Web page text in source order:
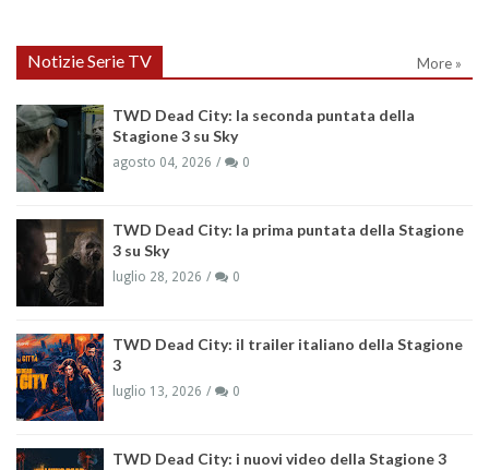
Notizie Serie TV More »
TWD Dead City: la seconda puntata della
Stagione 3 su Sky
agosto 04, 2026 0
TWD Dead City: la prima puntata della Stagione
3 su Sky
luglio 28, 2026 0
TWD Dead City: il trailer italiano della Stagione
3
luglio 13, 2026 0
TWD Dead City: i nuovi video della Stagione 3